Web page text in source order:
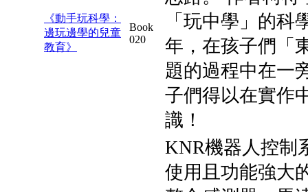
《動手玩科學：
邊玩邊學的兒童
教育》
Book
020
「玩中學」的科
年，在孩子們「
題的過程中在一
子們得以在實作
識！
KNR機器人控制
使用且功能強大